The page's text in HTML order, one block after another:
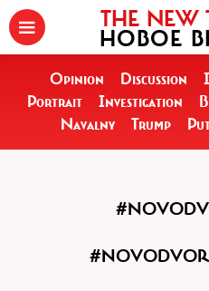
THE NEW
НОВОЕ
Opinion Discussion
Portrait
Investigation
Navalny
Trump